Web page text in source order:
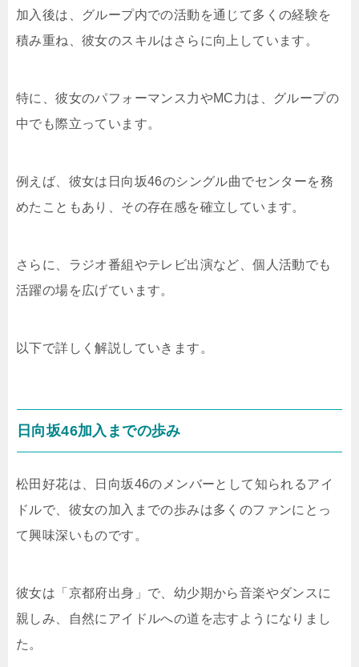
加入後は、グループ内での活動を通じて多くの経験を
積み重ね、彼女のスキルはさらに向上しています。
特に、彼女のパフォーマンス力やMC力は、グループの
中でも際立っています。
例えば、彼女は日向坂46のシングル曲でセンターを務
めたこともあり、その存在感を確立しています。
さらに、ラジオ番組やテレビ出演など、個人活動でも
活躍の場を広げています。
以下で詳しく解説していきます。
日向坂46加入までの歩み
松田好花は、日向坂46のメンバーとして知られるアイ
ドルで、彼女の加入までの歩みは多くのファンにとっ
て興味深いものです。
彼女は「京都府出身」で、幼少期から音楽やダンスに
親しみ、自然にアイドルへの道を志すようになりまし
た。